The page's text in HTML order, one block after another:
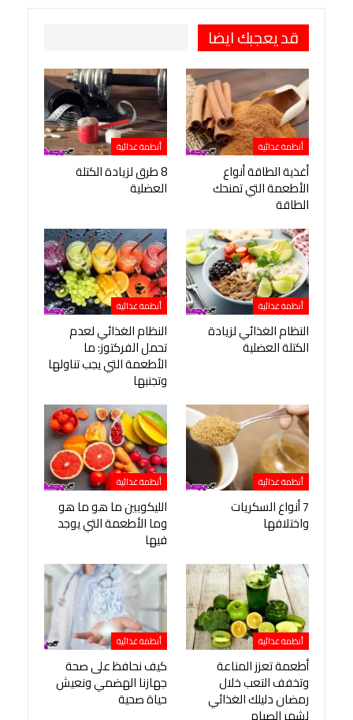
قد يعجبك ايضا
أنظمة غذائية
أغذية الطاقة أنواع
الأطعمة التي تمنحك
الطاقة
أنظمة غذائية
8 طرق لزيادة الكتلة
العضلية
أنظمة غذائية
النظام الغذائي لزيادة
الكتلة العضلية
أنظمة غذائية
النظام الغذائي لعدم
تحمل الفركتوز: ما
الأطعمة التي يجب تناولها
وتجنبها
أنظمة غذائية
7 أنواع السكريات
واختلافها
أنظمة غذائية
الليكوبين ما هو ما هو
وما الأطعمة التي يوجد
فيها
أنظمة غذائية
أطعمة تعزز المناعة
وتخفف التعب خلال
رمضان دليلك الغذائي
أنظمة غذائية
كيف نحافظ على صحة
جهازنا الهضمي ونعيش
حياة صحية